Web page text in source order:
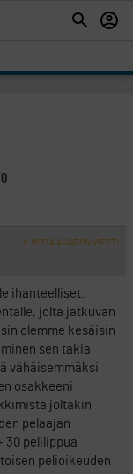
ILMOITA ASIATON VIESTI
ihanteelliset.
jolta jatkuvan
olemme kesäisin
sen takia
vähäisemmäksi
osakkeeni
joltakin
pelaajan
30 pelilippua
pelioikeuden